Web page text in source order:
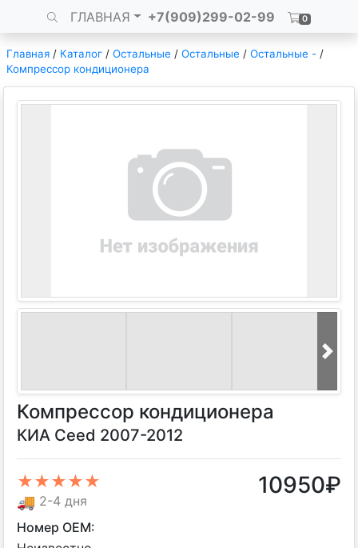
ГЛАВНАЯ +7(909)299-02-99 0
Главная / Каталог / Остальные / Остальные / Остальные - /
Компрессор кондиционера
Компрессор кондиционера
КИА Ceed 2007-2012
★★★★★
🚚 2-4 дня
10950₽
Номер OEM: